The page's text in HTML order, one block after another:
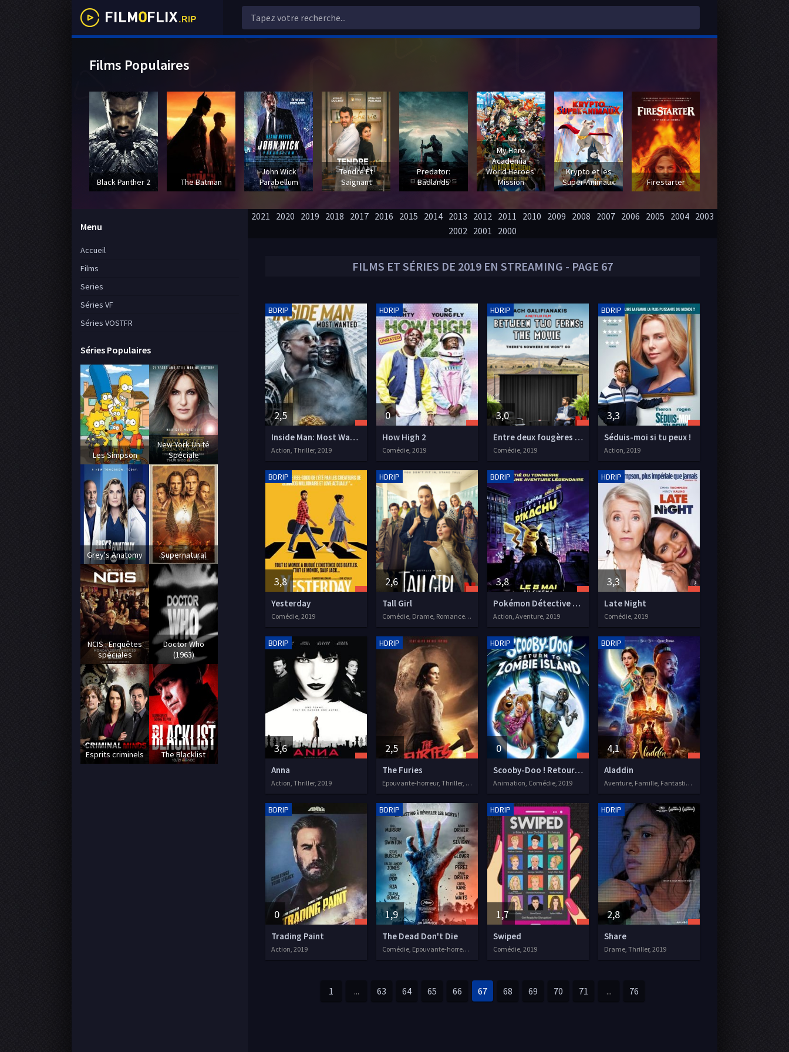
FILMS ET SÉRIES DE 2019 EN STREAMING - PAGE 67
2,5
BDRIP
Inside Man: Most Wanted
Action, Thriller, 2019
0
HDRIP
How High 2
Comédie, 2019
3,0
HDRIP
Entre deux fougères : Le film
Comédie, 2019
3,3
BDRIP
Séduis-moi si tu peux !
Action, 2019
3,8
BDRIP
Yesterday
Comédie, 2019
2,6
HDRIP
Tall Girl
Comédie, Drame, Romance, 2019
3,8
BDRIP
Pokémon Détective Pikachu
Action, Aventure, 2019
3,3
HDRIP
Late Night
Comédie, 2019
3,6
BDRIP
Anna
Action, Thriller, 2019
2,5
HDRIP
The Furies
Epouvante-horreur, Thriller, 2019
0
HDRIP
Scooby-Doo ! Retour sur l'île aux zombies
Animation, Comédie, 2019
4,1
BDRIP
Aladdin
Aventure, Famille, Fantastique, 2019
0
BDRIP
Trading Paint
Action, 2019
1,9
BDRIP
The Dead Don't Die
Comédie, Epouvante-horreur, 2019
1,7
HDRIP
Swiped
Comédie, 2019
2,8
HDRIP
Share
Drame, Thriller, 2019
1 ... 63 64 65 66 67 68 69 70 71 ... 76
2021 2020 2019 2018 2017 2016 2015 2014 2013 2012 2011 2010 2009 2008 2007 2006 2005 2004 2003
2002 2001 2000
Menu
Accueil
Films
Series
Séries VF
Séries VOSTFR
Séries Populaires
Les Simpson
New York Unité
Spéciale
Grey's Anatomy Supernatural
NCIS : Enquêtes
spéciales
Doctor Who
(1963)
Esprits criminels The Blacklist
Films Populaires
Black Panther 2 The Batman
John Wick
Parabellum
Tendre Et
Saignant
Predator:
Badlands
My Hero
Academia -
World Heroes'
Mission
Krypto et les
Super-Animaux
Firestarter